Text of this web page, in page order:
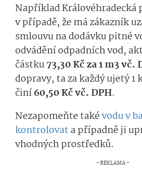
Například Královéhradecká
v případě, že má zákazník
smlouvu na dodávku pitné
odvádění odpadních vod,
částku73,30 Kč za 1 m3 vč.
dopravy, ta za každý ujetý 1
činí60,50 Kč vč. DPH.
Nezapomeňte takévodu v
kontrolovat a případně ji
vhodných prostředků.